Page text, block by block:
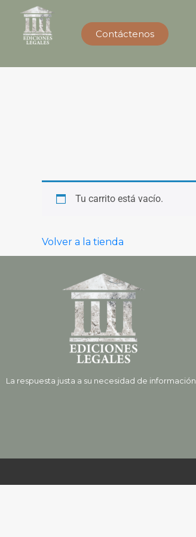
Contáctenos
Tu carrito está vacío.
Volver a la tienda
La respuesta justa a su necesidad de información